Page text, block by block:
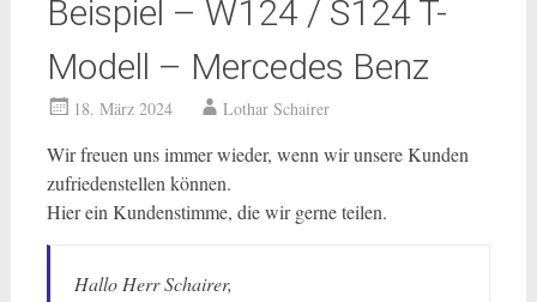
Beispiel – W124 / S124 T-
Modell – Mercedes Benz
18. März 2024 Lothar Schairer
Wir freuen uns immer wieder, wenn wir unsere Kunden
zufriedenstellen können.
Hier ein Kundenstimme, die wir gerne teilen.
Hallo Herr Schairer,